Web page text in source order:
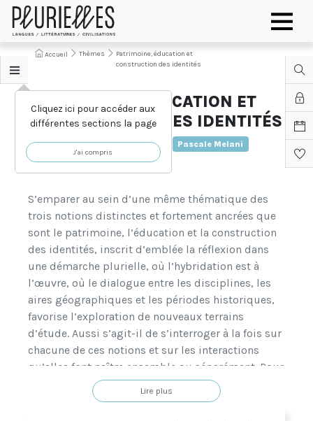
Accueil Thèmes
Patrimoine, éducation et
construction des identités
Cliquez ici pour accéder aux
différentes sections la page
J'ai compris
PATRIMOINE, ÉDUCATION ET
CONSTRUCTION DES IDENTITÉS
Porté par : Florence Boulerie Pascale Melani
Caroline Casseville
S’emparer au sein d’une même thématique des
trois notions distinctes et fortement ancrées que
sont le patrimoine, l’éducation et la construction
des identités, inscrit d’emblée la réflexion dans
une démarche plurielle, où l’hybridation est à
l’œuvre, où le dialogue entre les disciplines, les
aires géographiques et les périodes historiques,
favorise l’exploration de nouveaux terrains
d’étude. Aussi s’agit-il de s’interroger à la fois sur
chacune de ces notions et sur les interactions
qu’elles font naître ensemble ou séparément. Pour
ces domaines où la réflexion scientifique est en
lien étroit avec les problématiques actuelles de la
Lire plus